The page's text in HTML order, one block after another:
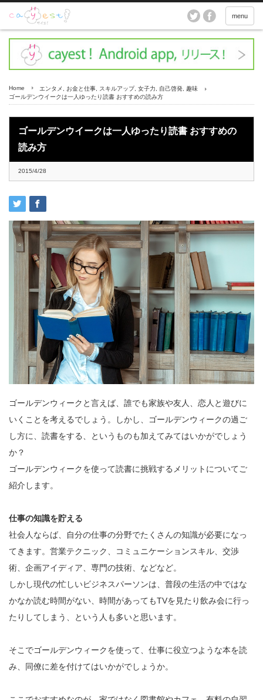
menu
Home エンタメ お金と仕事 スキルアップ, 女子力 自己啓発 趣味
ゴールデンウイークは一人ゆったり読書 おすすめの読み方
ゴールデンウイークは一人ゆったり読書 おすすめの
読み方
2015/4/28
ゴールデンウィークと言えば、誰でも家族や友人、恋人と遊びに
いくことを考えるでしょう。しかし、ゴールデンウィークの過ご
し方に、読書をする、というものも加えてみてはいかがでしょう
か？
ゴールデンウィークを使って読書に挑戦するメリットについてご
紹介します。
仕事の知識を貯える
社会人ならば、自分の仕事の分野でたくさんの知識が必要になっ
てきます。営業テクニック、コミュニケーションスキル、交渉
術、企画アイディア、専門の技術、などなど。
しかし現代の忙しいビジネスパーソンは、普段の生活の中ではな
かなか読む時間がない、時間があってもTVを見たり飲み会に行っ
たりしてしまう、という人も多いと思います。
そこでゴールデンウィークを使って、仕事に役立つような本を読
み、同僚に差を付けてはいかがでしょうか。